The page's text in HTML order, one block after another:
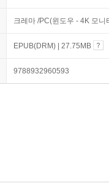
크레마 /PC(윈도우 - 4K 모
EPUB(DRM) | 27.75MB
9788932960593